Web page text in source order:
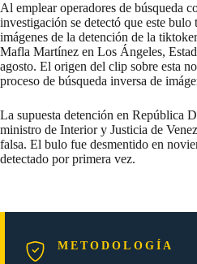
Al emplear operadores de búsqueda
investigación se detectó que este
imágenes de la detención de la
Mafla Martínez en Los Ángeles,
agosto. El origen del clip sobre esta
proceso de búsqueda inversa de
La supuesta detención en República
ministro de Interior y Justicia de
falsa. El bulo fue desmentido en
detectado por primera vez.
METODOLOGÍA